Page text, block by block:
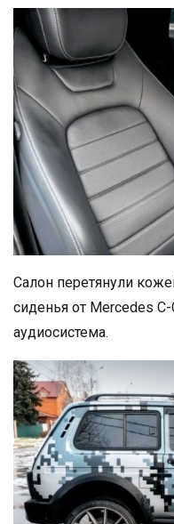
Салон перетянули
сиденья от Mercedes
аудиосистема.